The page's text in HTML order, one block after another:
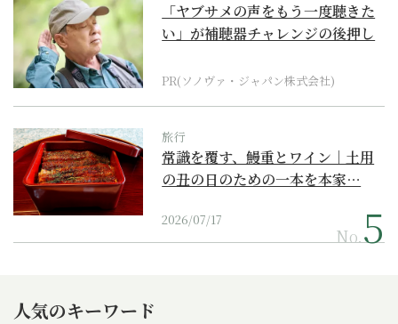
「ヤブサメの声をもう一度聴きた
い」が補聴器チャレンジの後押し
PR(ソノヴァ・ジャパン株式会社)
旅行
常識を覆す、鰻重とワイン｜土用
の丑の日のための一本を本家…
2026/07/17
No.
人気のキーワード